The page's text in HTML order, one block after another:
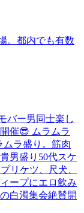
。都内でも有数
バー男同士楽し
催😎 ムラムラ
ラ盛り。筋肉
男盛り50代スケ
リケツ、尺犬、
ープにエロ飲み
白濁集会絶賛開